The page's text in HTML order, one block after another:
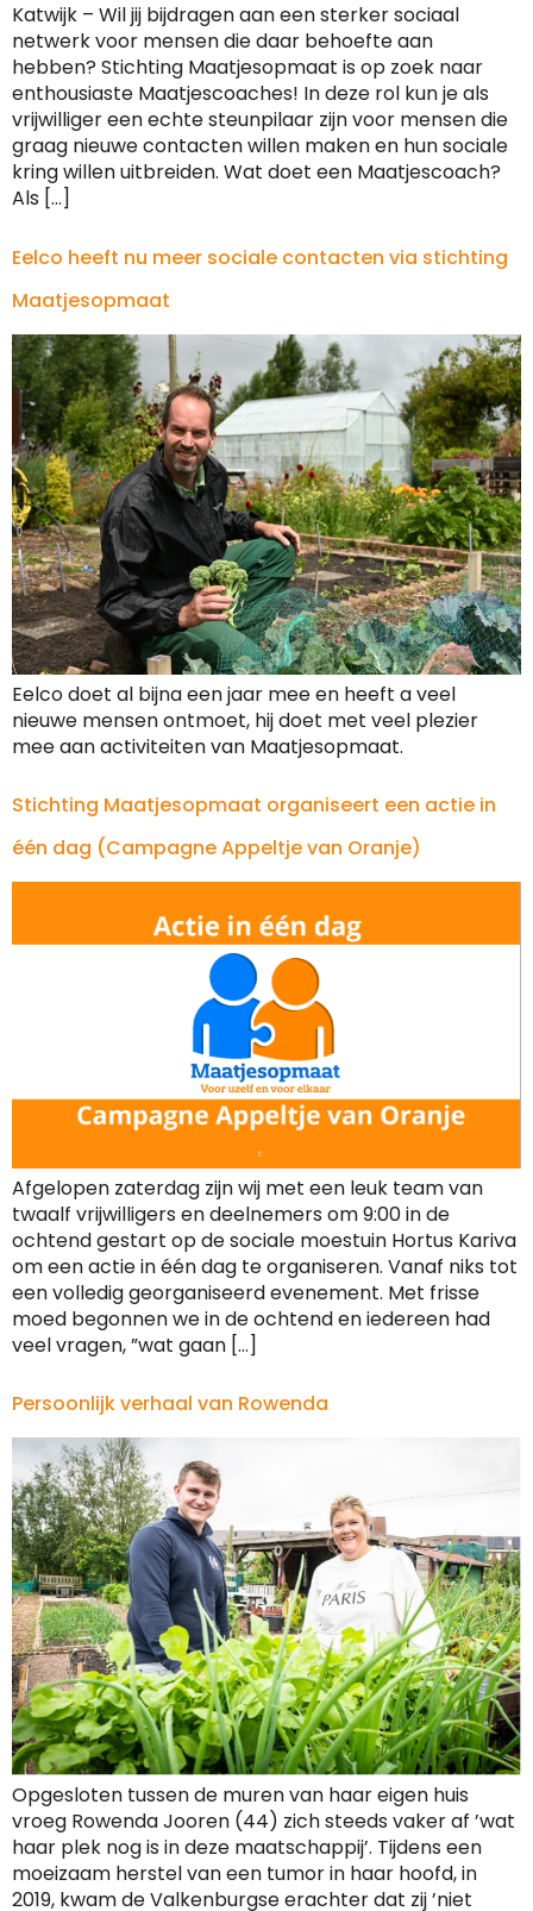
Katwijk – Wil jij bijdragen aan een sterker sociaal
netwerk voor mensen die daar behoefte aan
hebben? Stichting Maatjesopmaat is op zoek naar
enthousiaste Maatjescoaches! In deze rol kun je als
vrijwilliger een echte steunpilaar zijn voor mensen die
graag nieuwe contacten willen maken en hun sociale
kring willen uitbreiden. Wat doet een Maatjescoach?
Als […]
Eelco heeft nu meer sociale contacten via stichting
Maatjesopmaat
Eelco doet al bijna een jaar mee en heeft a veel
nieuwe mensen ontmoet, hij doet met veel plezier
mee aan activiteiten van Maatjesopmaat.
Stichting Maatjesopmaat organiseert een actie in
één dag (Campagne Appeltje van Oranje)
Afgelopen zaterdag zijn wij met een leuk team van
twaalf vrijwilligers en deelnemers om 9:00 in de
ochtend gestart op de sociale moestuin Hortus Kariva
om een actie in één dag te organiseren. Vanaf niks tot
een volledig georganiseerd evenement. Met frisse
moed begonnen we in de ochtend en iedereen had
veel vragen, ”wat gaan […]
Persoonlijk verhaal van Rowenda
Opgesloten tussen de muren van haar eigen huis
vroeg Rowenda Jooren (44) zich steeds vaker af ’wat
haar plek nog is in deze maatschappij’. Tijdens een
moeizaam herstel van een tumor in haar hoofd, in
2019, kwam de Valkenburgse erachter dat zij ’niet